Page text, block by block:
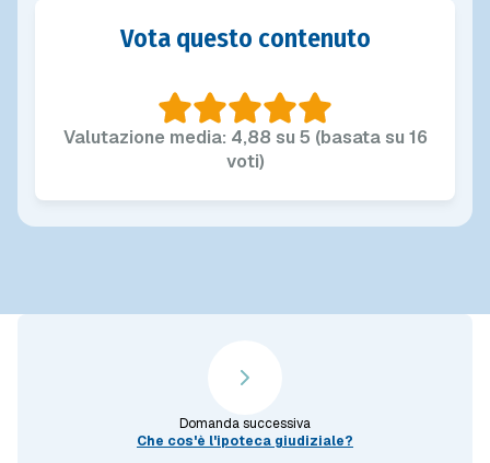
Vota questo contenuto
Valutazione media: 4,88 su 5 (basata su 16
voti)
Domanda successiva
Che cos'è l'ipoteca giudiziale?